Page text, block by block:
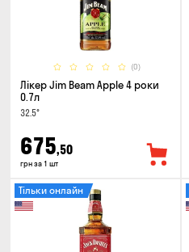
(0)
Лікер Jim Beam Apple 4 роки
0.7л
32.5°
675,50
грн за 1 шт
Тільки онлайн